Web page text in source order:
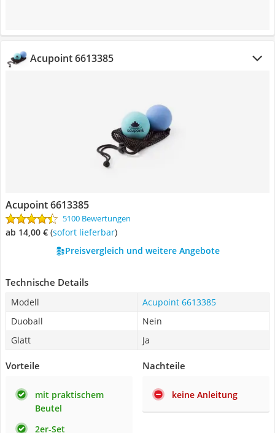
Acupoint 6613385
Acupoint 6613385
5100 Bewertungen
ab 14,00 € ( Sofort lieferbar)
Preisvergleich und weitere Angebote
Technische Details
Modell
Acupoint 6613385
Duoball
Nein
Glatt
Ja
Vorteile
mit praktischem
Beutel
2er-Set
Nachteile
keine Anleitung